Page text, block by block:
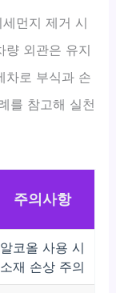
먼지 제거 시
량 외관은 유지
차로 부식과 손
를 참고해 실천
주의사항
알코올 사용 시
소재 손상 주의